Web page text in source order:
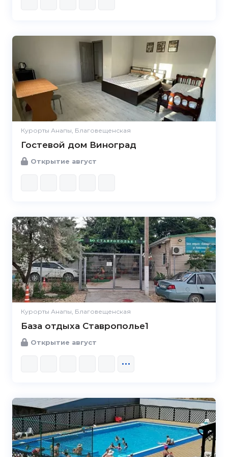
Курорты Анапы, Благовещенская
Гостевой дом Виноград
Открытие август
Курорты Анапы, Благовещенская
База отдыха Ставрополье1
Открытие август